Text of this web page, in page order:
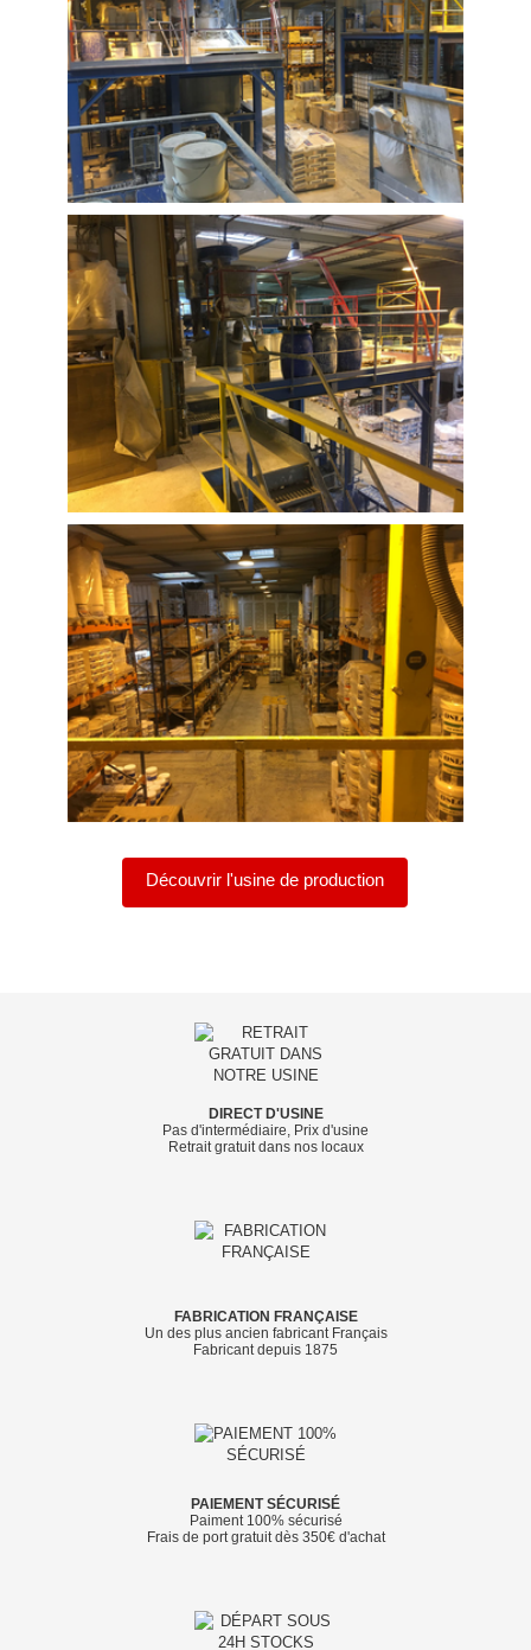
Découvrir l'usine de production
DIRECT D'USINE
Pas d'intermédiaire, Prix d'usine
Retrait gratuit dans nos locaux
FABRICATION FRANÇAISE
Un des plus ancien fabricant Français
Fabricant depuis 1875
PAIEMENT SÉCURISÉ
Paiment 100% sécurisé
Frais de port gratuit dès 350€ d'achat